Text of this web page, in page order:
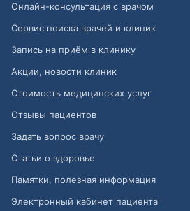
Онлайн-консультация с врачом
Сервис поиска врачей и клиник
Запись на приём в клинику
Акции, новости клиник
Стоимость медицинских услуг
Отзывы пациентов
Задать вопрос врачу
Статьи о здоровье
Памятки, полезная информация
Электронный кабинет пациента